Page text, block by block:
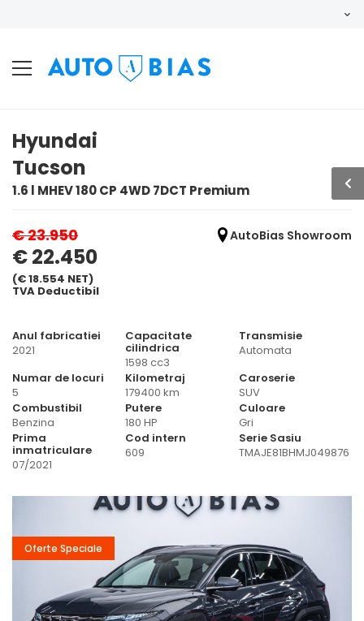
Hyundai
Tucson
1.6 l MHEV 180 CP 4WD 7DCT Premium
€ 23.950 AutoBias Showroom
€ 22.450
(€ 18.554 NET)
TVA Deductibil
Anul fabricatiei
2021
Capacitate
cilindrica
1598 cc3
Transmisie
Automata
Numar de locuri
5
Kilometraj
179400 km
Caroserie
SUV
Combustibil
Benzina
Putere
180 HP
Culoare
Gri
Prima
inmatriculare
07/2021
Cod intern
609
Serie Sasiu
TMAJE81BHMJ049876
Oferte Speciale